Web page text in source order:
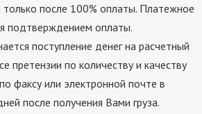
только после 100% оплаты. Платежное
подтверждением оплаты.
поступление денег на расчетный
по количеству и качеству
факсу или электронной почте в
после получения Вами груза.